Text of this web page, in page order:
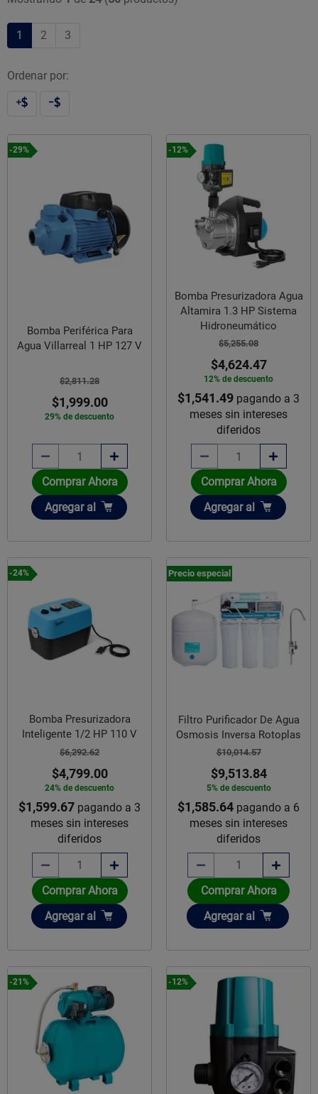
1 2 3
Ordenar por:
-29%
Bomba Periférica Para
Agua Villarreal 1 HP 127 V
$2,811.28
$1,999.00
29% de descuento
Comprar Ahora
Añadir
Agregar al
-12%
Bomba Presurizadora Agua
Altamira 1.3 HP Sistema
Hidroneumático
$5,255.08
$4,624.47
12% de descuento
$1,541.49 pagando a 3
meses sin intereses
diferidos
Comprar Ahora
Añadir
Agregar al
-24%
Bomba Presurizadora
Inteligente 1/2 HP 110 V
$6,292.62
$4,799.00
24% de descuento
$1,599.67 pagando a 3
meses sin intereses
diferidos
Comprar Ahora
Añadir
Agregar al
Precio especial
Filtro Purificador De Agua
Osmosis Inversa Rotoplas
$10,014.57
$9,513.84
5% de descuento
$1,585.64 pagando a 6
meses sin intereses
diferidos
Comprar Ahora
Añadir
Agregar al
-21% -12%